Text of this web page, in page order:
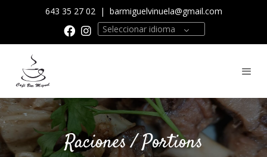
643 35 27 02 | barmiguelvinuela@gmail.com
Seleccionar idioma
Raciones / Portions